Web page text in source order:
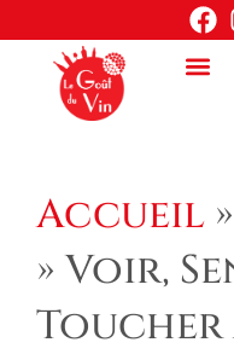
Accueil »
» Voir,
Toucher